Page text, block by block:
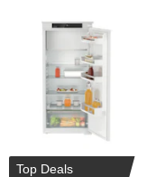
Top Deals